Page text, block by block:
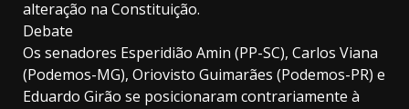
alteração na Constituição.
Debate
Os senadores Esperidião Amin (PP-SC), Carlos Viana
(Podemos-MG), Oriovisto Guimarães (Podemos-PR) e
Eduardo Girão se posicionaram contrariamente à